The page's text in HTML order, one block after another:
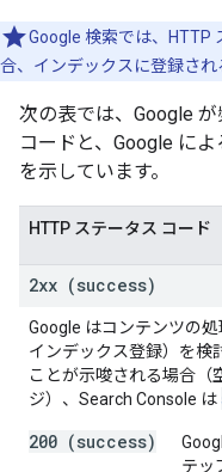
Google 検索では、HTTP
合、インデックスに登録され
次の表では、Google
コードと、Google に
を示しています。
HTTP ステータス コード
2xx (success)
Google はコンテンツの
インデックス登録）を検
ことが示唆される場合（
ジ）、Search Console は
200 (success)
テッ